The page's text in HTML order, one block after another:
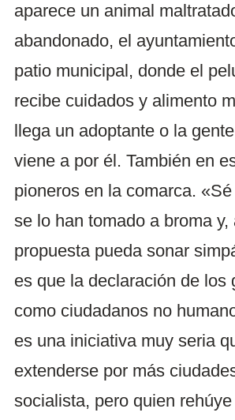
aparece un animal
abandonado, el
patio municipal, donde el
recibe cuidados y alimento
llega un adoptante o la
viene a por él. También en
pioneros en la comarca.
se lo han tomado a broma y,
propuesta pueda sonar
es que la declaración de los
como ciudadanos no
es una iniciativa muy seria
extenderse por más
socialista, pero quien